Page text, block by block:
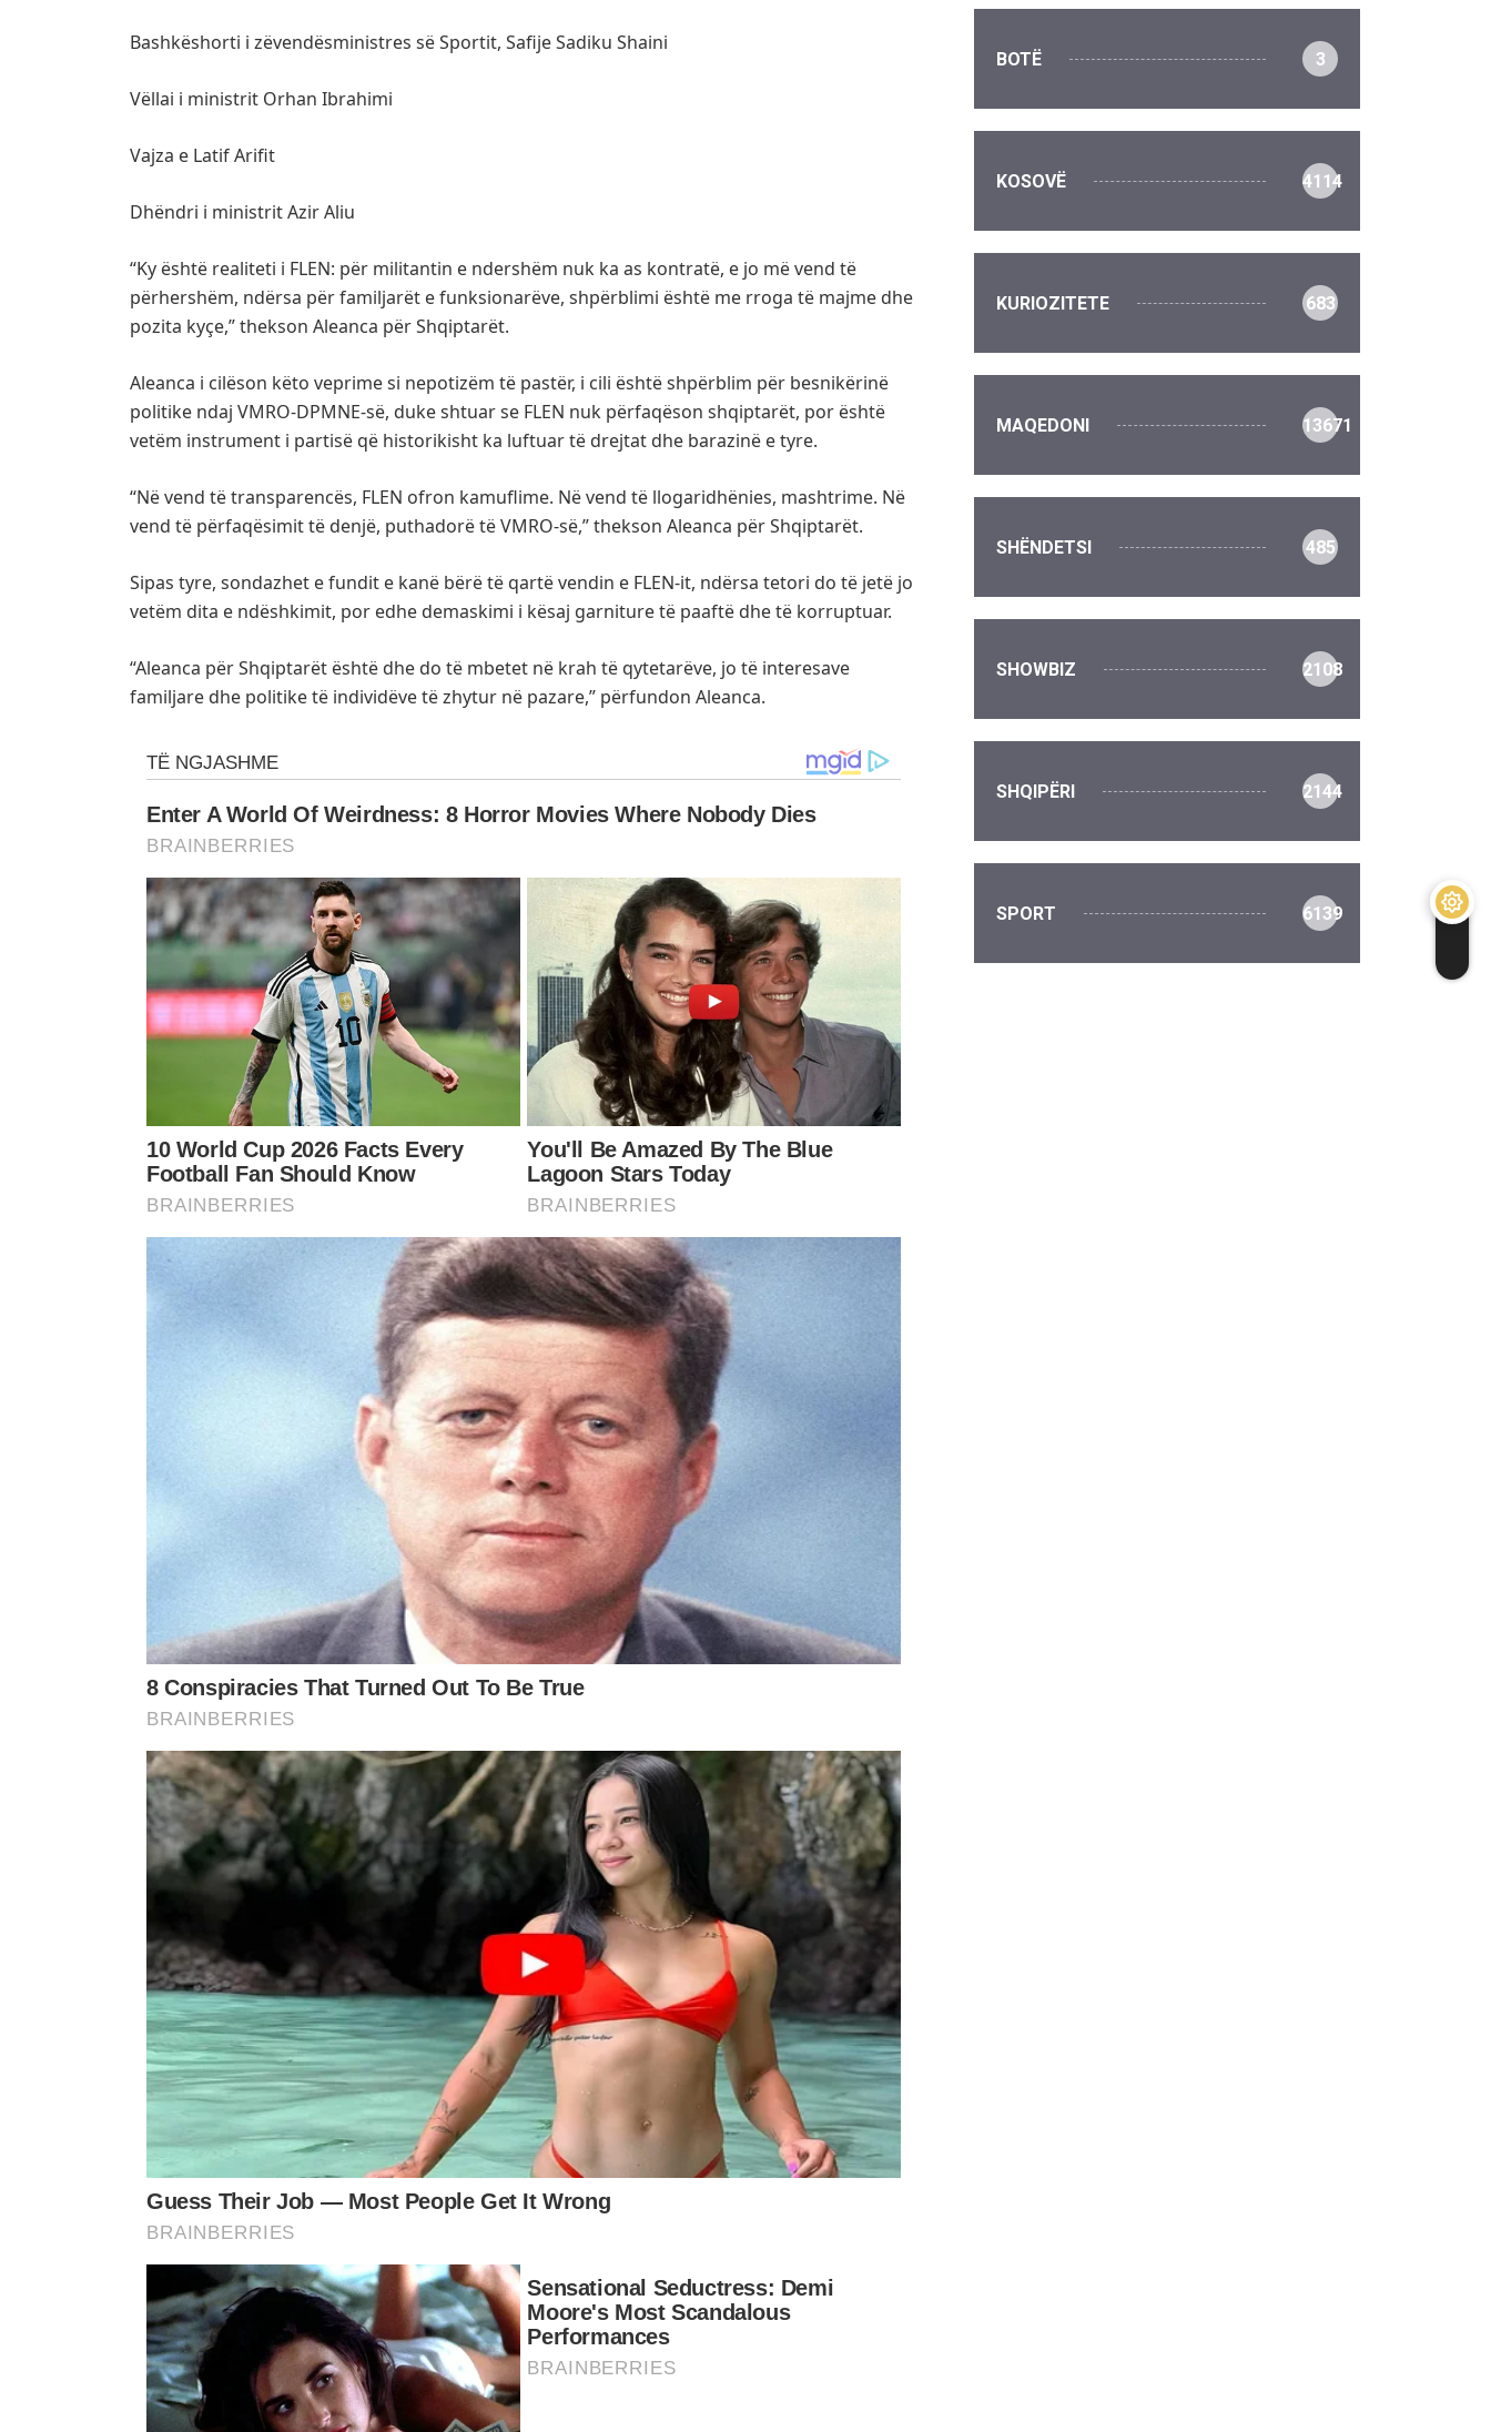
Bashkëshorti i zëvendësministres së Sportit, Safije Sadiku Shaini
Vëllai i ministrit Orhan Ibrahimi
Vajza e Latif Arifit
Dhëndri i ministrit Azir Aliu
“Ky është realiteti i FLEN: për militantin e ndershëm nuk ka as kontratë, e jo më vend të
përhershëm, ndërsa për familjarët e funksionarëve, shpërblimi është me rroga të majme dhe
pozita kyçe,” thekson Aleanca për Shqiptarët.
Aleanca i cilëson këto veprime si nepotizëm të pastër, i cili është shpërblim për besnikërinë
politike ndaj VMRO-DPMNE-së, duke shtuar se FLEN nuk përfaqëson shqiptarët, por është
vetëm instrument i partisë që historikisht ka luftuar të drejtat dhe barazinë e tyre.
“Në vend të transparencës, FLEN ofron kamuflime. Në vend të llogaridhënies, mashtrime. Në
vend të përfaqësimit të denjë, puthadorë të VMRO-së,” thekson Aleanca për Shqiptarët.
Sipas tyre, sondazhet e fundit e kanë bërë të qartë vendin e FLEN-it, ndërsa tetori do të jetë jo
vetëm dita e ndëshkimit, por edhe demaskimi i kësaj garniture të paaftë dhe të korruptuar.
“Aleanca për Shqiptarët është dhe do të mbetet në krah të qytetarëve, jo të interesave
familjare dhe politike të individëve të zhytur në pazare,” përfundon Aleanca.
BOTË 3
KOSOVË 4114
KURIOZITETE 683
MAQEDONI 13671
SHËNDETSI 485
SHOWBIZ 2108
SHQIPËRI 2144
SPORT 6139